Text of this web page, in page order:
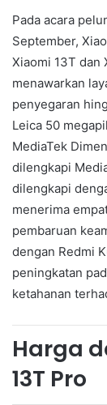
Pada acara
September,
Xiaomi 13T dan
menawarkan
penyegaran
Leica 50
MediaTek
dilengkapi
dilengkapi
menerima
pembaruan
dengan Redmi
peningkatan
ketahanan
Harga
13T Pro